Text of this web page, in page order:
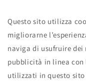
Questo sito utilizza
migliorarne
naviga di usufruire
pubblicità in linea con
utilizzati in questo